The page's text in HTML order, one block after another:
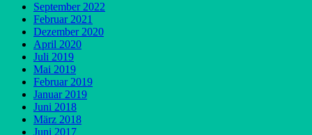
September 2022
Februar 2021
Dezember 2020
April 2020
Juli 2019
Mai 2019
Februar 2019
Januar 2019
Juni 2018
März 2018
Juni 2017